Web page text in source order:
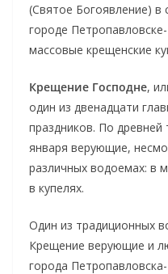
(Святое Богоявление)
городе
массовые крещенские
Крещение Господне,
один из двенадцати
праздников. По древней
января верующие,
различных водоемах: в
в купелях.
Один из традиционных
Крещение верующие и
города